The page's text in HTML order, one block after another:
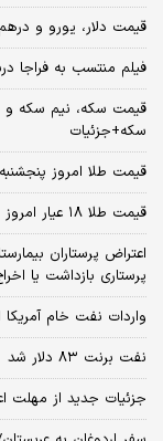
قیمت دلار، یورو و درهم امروز پنجشنبه
فیلم منتسب به فراجا
سکه+جزئیات
قیمت طلا امروز پنجشنبه ۱۵ مرداد ۱۴۰۵/افزایش قیمت طلا
قیمت طلا ۱۸ عیار امروز پنجشنبه ۱۵ مرداد ۱۴۰۵/افزایش قیمت طلا
اعتراض پرستاران
پرستاری بازداشت یا
واردات نفت خام
نفت برنت ۸۳ دلار شد
جزئیات جدید از مهلت